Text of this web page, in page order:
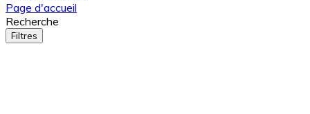
Page d'accueil
Recherche
Filtres